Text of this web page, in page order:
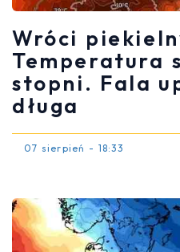
Wróci
Temperatura
stopni. Fala
długa
07 sierpień - 18:33